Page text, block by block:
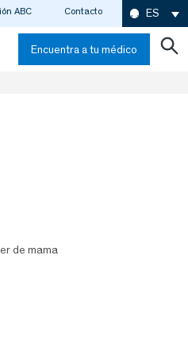
ABC Contacto ES
Encuentra a tu médico
de mama